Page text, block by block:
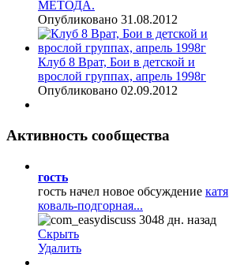
МЕТОДА.
Опубликовано 31.08.2012
Клуб 8 Врат, Бои в детской и
врослой группах, апрель 1998г
Опубликовано 02.09.2012
Активность сообщества
гость
гость начел новое обсуждение катя
коваль-подгорная...
3048 дн. назад
Скрыть
Удалить